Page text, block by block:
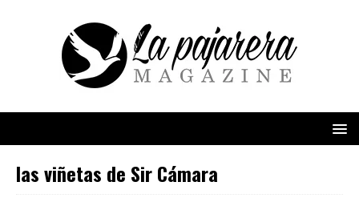
las viñetas de Sir Cámara